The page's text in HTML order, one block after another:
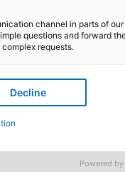
Angriff auf die IT
Vorfall.)
umfassende
wurden zusätzlich
channel in parts of our
questions and forward
requests.
Decline
Powered by